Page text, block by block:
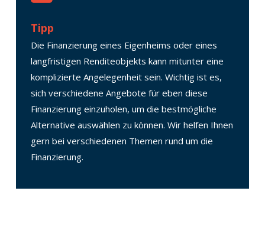
Tipp
Die Finanzierung eines Eigenheims oder eines
langfristigen Renditeobjekts kann mitunter eine
komplizierte Angelegenheit sein. Wichtig ist es,
sich verschiedene Angebote für eben diese
Finanzierung einzuholen, um die bestmögliche
Alternative auswählen zu können. Wir helfen Ihnen
gern bei verschiedenen Themen rund um die
Finanzierung.